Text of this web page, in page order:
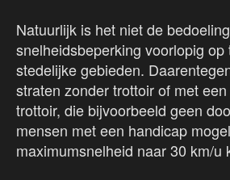
Natuurlijk is het niet de
snelheidsbeperking voorlopig
stedelijke gebieden.
straten zonder trottoir of met
trottoir, die bijvoorbeeld geen
mensen met een handicap
maximumsnelheid naar 30 km/u